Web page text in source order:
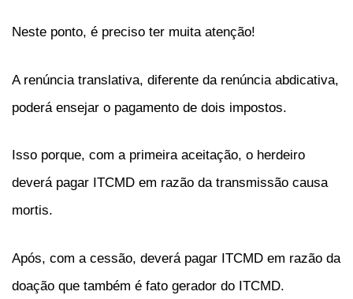
Neste ponto, é preciso ter muita atenção!
A renúncia translativa, diferente da renúncia abdicativa,
poderá ensejar o pagamento de dois impostos.
Isso porque, com a primeira aceitação, o herdeiro
deverá pagar ITCMD em razão da transmissão causa
mortis.
Após, com a cessão, deverá pagar ITCMD em razão da
doação que também é fato gerador do ITCMD.